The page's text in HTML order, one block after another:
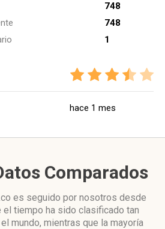
748
748
1
hace 1 mes
Comparados
es seguido por nosotros desde
el tiempo ha sido clasificado tan
mundo, mientras que la mayoría